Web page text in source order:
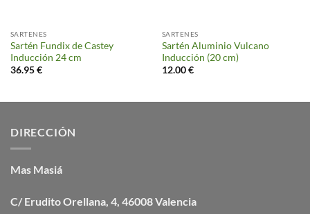
SARTENES
Sartén Fundix de Castey
Inducción 24 cm
36.95€
SARTENES
Sartén Aluminio Vulcano
Inducción (20 cm)
12.00€
DIRECCIÓN
Mas Masiá
C/ Erudito Orellana, 4, 46008 Valencia